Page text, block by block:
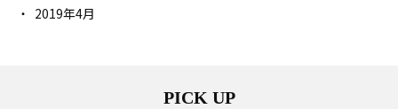
2019年4月
PICK UP